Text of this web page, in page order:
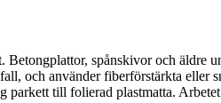
spånskivor och äldre
och använder fiberförstärkta eller
till folierad plastmatta.